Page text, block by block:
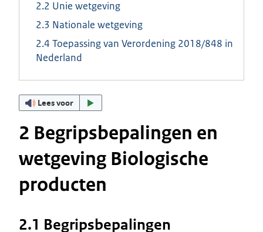
2.2 Unie wetgeving
2.3 Nationale wetgeving
2.4 Toepassing van Verordening 2018/848 in
Nederland
Lees voor
2 Begripsbepalingen en
wetgeving Biologische
producten
2.1 Begripsbepalingen